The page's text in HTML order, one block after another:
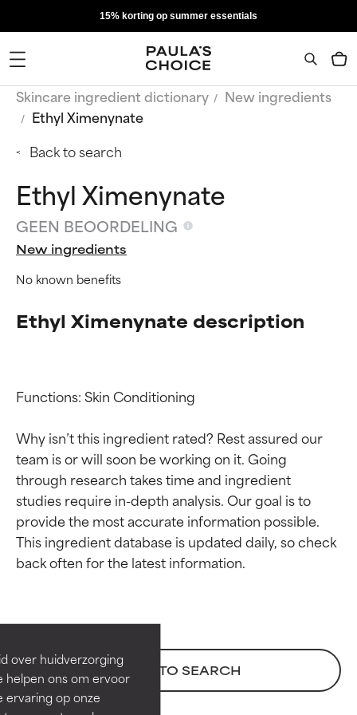
over huidverzorging
helpen ons om ervoor
ervaring op onze
15% korting op summer essentials
Skincare ingredient dictionary
New ingredients
Ethyl Ximenynate
Back to search
Ethyl Ximenynate
GEEN BEOORDELING
New ingredients
No known benefits
Ethyl Ximenynate description
Functions: Skin Conditioning
Why isn’t this ingredient rated? Rest assured our
team is or will soon be working on it. Going
through research takes time and ingredient
studies require in-depth analysis. Our goal is to
provide the most accurate information possible.
This ingredient database is updated daily, so check
BACK TO SEARCH
Beoordelingen van
Bewezen en ondersteund door
onafhankelijk onderzoek.
Uitstekend actief ingrediënt
voor de meeste huidtypen of
Beoordelingen van
Bewezen en ondersteund door
onafhankelijk onderzoek.
Uitstekend actief ingrediënt
voor de meeste huidtypen of